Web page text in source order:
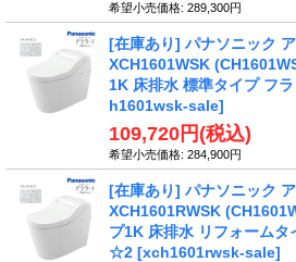
希望小売価格: 289,300円
[在庫あり] パナソニック
XCH1601WSK
1K 床排水 標準タイプ フ
h1601wsk-sale]
109,720円 (税込)
希望小売価格: 284,900円
[在庫あり] パナソニック
XCH1601RWSK
プ1K 床排水 リフォームタ
☆2 [xch1601rwsk-sale]